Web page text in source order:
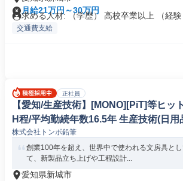
月給21万円～30万円
求める人材: （学歴） 高校卒業以上 （経
交通費支給
正社員
【愛知/生産技術】[MONO][PiT]等ヒッ
H程/平均勤続年数16.5年 生産技術(日用
ア)
株式会社トンボ鉛筆
創業100年を超え、世界中で使われる文房具と
て、新製品立ち上げや工程設計...
愛知県新城市